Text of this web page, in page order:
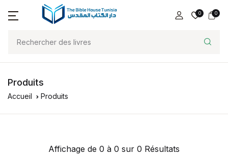
0 0
Produits
Accueil Produits
Affichage de 0 à 0 sur 0 Résultats